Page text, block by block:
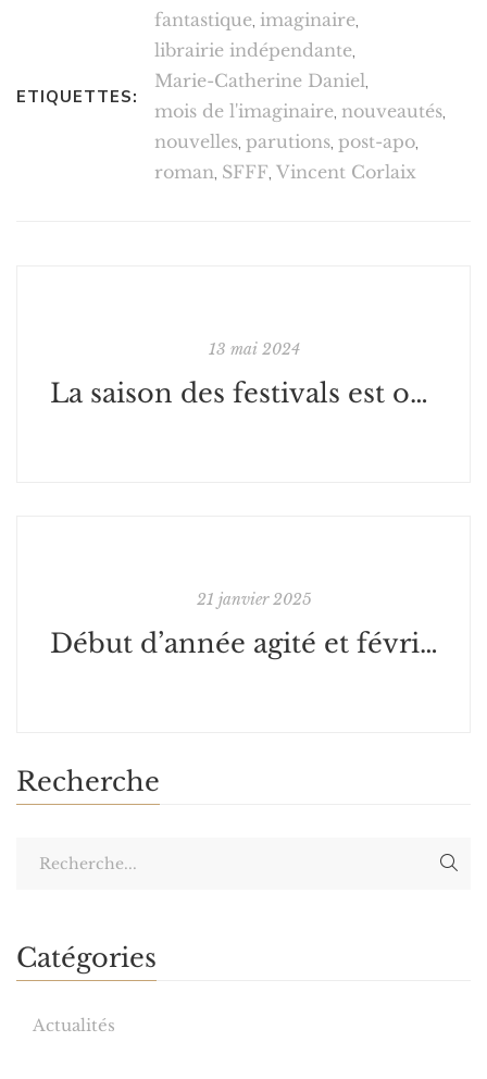
ETIQUETTES:
fantastique, imaginaire,
librairie indépendante,
Marie-Catherine Daniel,
mois de l'imaginaire, nouveautés,
nouvelles, parutions, post-apo,
roman, SFFF, Vincent Corlaix
13 mai 2024
La saison des festivals est ouverte !
21 janvier 2025
Début d’année agité et février gourmand
Recherche
Catégories
Actualités